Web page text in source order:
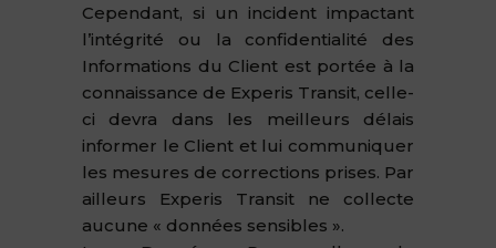
Cependant, si un incident impactant
l’intégrité ou la confidentialité des
Informations du Client est portée à la
connaissance de Experis Transit, celle-
ci devra dans les meilleurs délais
informer le Client et lui communiquer
les mesures de corrections prises. Par
ailleurs Experis Transit ne collecte
aucune « données sensibles ».